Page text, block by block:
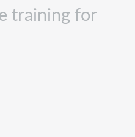
training for